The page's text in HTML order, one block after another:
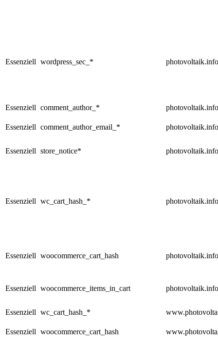
Essenziell wordpress_sec_* photovoltaik.info
Essenziell comment_author_* photovoltaik.info
Essenziell comment_author_email_* photovoltaik.info
Essenziell store_notice* photovoltaik.info
Essenziell wc_cart_hash_* photovoltaik.info
Essenziell woocommerce_cart_hash photovoltaik.info
Essenziell woocommerce_items_in_cart photovoltaik.info
Essenziell wc_cart_hash_*
Essenziell woocommerce_cart_hash